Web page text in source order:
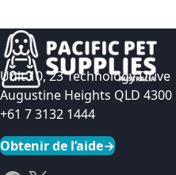
Unit 10, 23 Technology Drive
Augustine Heights QLD 4300
+61 7 3132 1444
Obtenir de l’aide→